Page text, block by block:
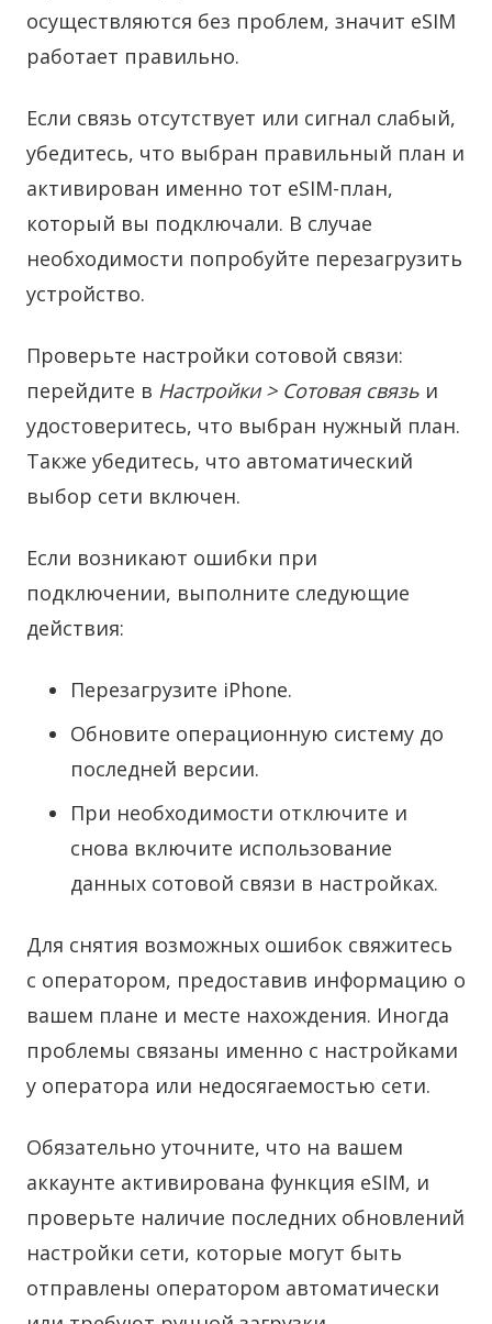
осуществляются без проблем, значит eSIM
работает правильно.
Если связь отсутствует или сигнал слабый,
убедитесь, что выбран правильный план и
активирован именно тот eSIM-план,
который вы подключали. В случае
необходимости попробуйте перезагрузить
устройство.
Проверьте настройки сотовой связи:
перейдите в Настройки > Сотовая связь и
удостоверитесь, что выбран нужный план.
Также убедитесь, что автоматический
выбор сети включен.
Если возникают ошибки при
подключении, выполните следующие
действия:
Перезагрузите iPhone.
Обновите операционную систему до
последней версии.
При необходимости отключите и
снова включите использование
данных сотовой связи в настройках.
Для снятия возможных ошибок свяжитесь
с оператором, предоставив информацию о
вашем плане и месте нахождения. Иногда
проблемы связаны именно с настройками
у оператора или недосягаемостью сети.
Обязательно уточните, что на вашем
аккаунте активирована функция eSIM, и
проверьте наличие последних обновлений
настройки сети, которые могут быть
отправлены оператором автоматически